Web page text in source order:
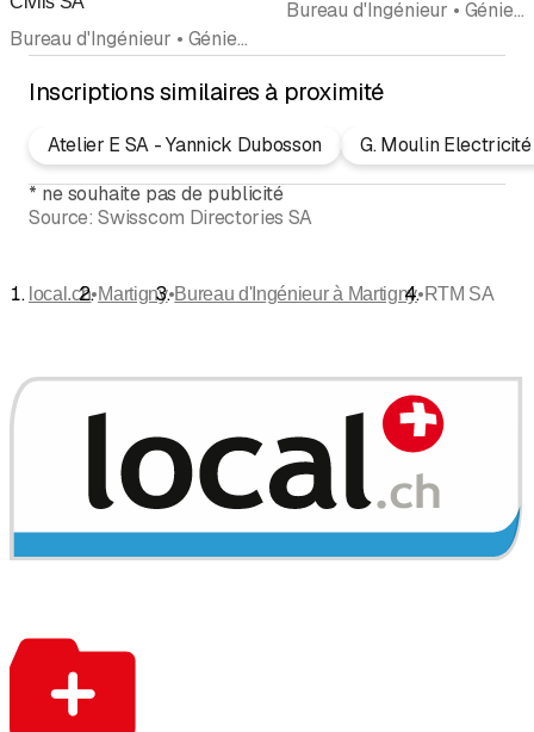
Bureau d'Ingénieur • Génie civil • Ingénieur-conseil • Expertises immobilières et de construction
Bureau d'Ingénieur • Génie civil • Technique du bâtiment • Assainissements • Projets
Inscriptions similaires à proximité
Atelier E SA - Yannick Dubosson
G. Moulin Electricité
* ne souhaite pas de publicité
Source: Swisscom Directories SA
local.ch•Martigny•Bureau d'Ingénieur à Martigny•RTM SA